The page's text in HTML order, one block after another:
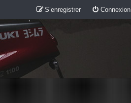
Connexion
S’enregistrer